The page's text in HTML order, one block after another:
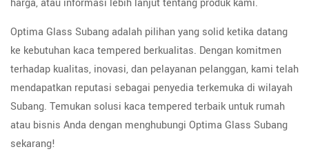
harga, atau informasi lebih lanjut tentang produk kami.
Optima Glass Subang adalah pilihan yang solid ketika datang
ke kebutuhan kaca tempered berkualitas. Dengan komitmen
terhadap kualitas, inovasi, dan pelayanan pelanggan, kami telah
mendapatkan reputasi sebagai penyedia terkemuka di wilayah
Subang. Temukan solusi kaca tempered terbaik untuk rumah
atau bisnis Anda dengan menghubungi Optima Glass Subang
sekarang!